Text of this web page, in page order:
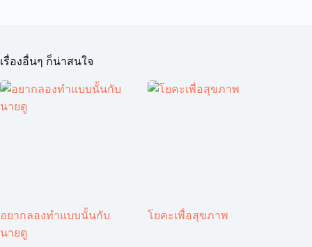
เรื่องอื่นๆ ก็น่าสนใจ
อยากลองทำแบบนั้นกับ
นายดู
โยคะเพื่อสุขภาพ